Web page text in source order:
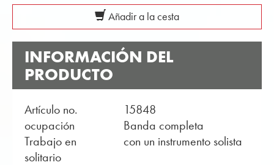
Añadir a la cesta
INFORMACIÓN DEL
PRODUCTO
Artículo no.
15848
ocupación
Banda completa
Trabajo en
solitario
con un instrumento solista